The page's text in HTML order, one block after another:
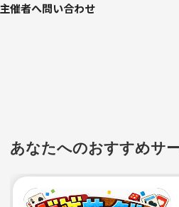
主催者へ問い合わせ
あなたへのおすすめサ